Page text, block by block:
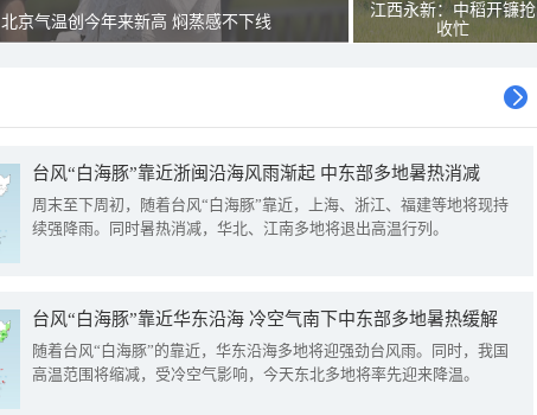
北京气温创今年来新高 焖蒸感不下线
江西永新：中稻开镰抢
收忙
台风“白海豚”靠近浙闽沿海风雨渐起 中东部多地暑热消减
周末至下周初，随着台风“白海豚”靠近，上海、浙江、福建等地将现持
续强降雨。同时暑热消减，华北、江南多地将退出高温行列。
台风“白海豚”靠近华东沿海 冷空气南下中东部多地暑热缓解
随着台风“白海豚”的靠近，华东沿海多地将迎强劲台风雨。同时，我国
高温范围将缩减，受冷空气影响，今天东北多地将率先迎来降温。